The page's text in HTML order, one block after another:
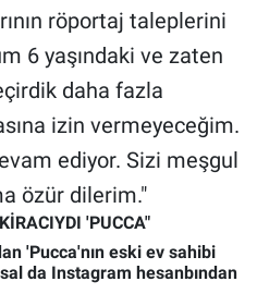
röportaj taleplerini
6 yaşındaki ve zaten
daha fazla
izin vermeyeceğim.
ediyor. Sizi meşgul
özür dilerim."
'PUCCA"
'Pucca'nın eski ev sahibi
da Instagram hesanbından